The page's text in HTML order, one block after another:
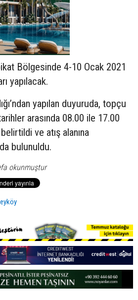
Bölgesinde 4-10 Ocak 2021
yapılacak.
yapılan duyuruda, topçu
tarihler arasında 08.00 ile 17.00
ve atış alanına
bulunuldu.
okunmuştur